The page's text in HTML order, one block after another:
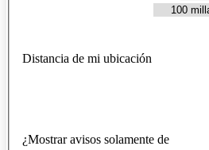
Distancia de mi ubicación
¿Mostrar avisos solamente de